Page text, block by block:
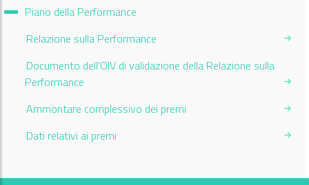
Piano della Performance
Relazione sulla Performance
Documento dell'OIV di validazione della Relazione sulla
Performance
Ammontare complessivo dei premi
Dati relativi ai premi